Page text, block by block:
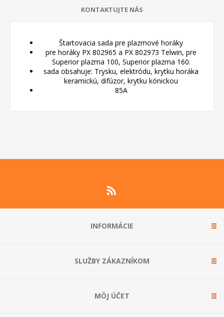
KONTAKTUJTE NÁS
Štartovacia sada pre plazmové horáky
pre horáky PX 802965 a PX 802973 Telwin, pre
Superior plazma 100, Superior plazma 160.
sada obsahuje: Trysku, elektródu, krytku horáka
keramickú, difúzor, krytku kónickou
85A
INFORMÁCIE
SLUŽBY ZÁKAZNÍKOM
MÔJ ÚČET